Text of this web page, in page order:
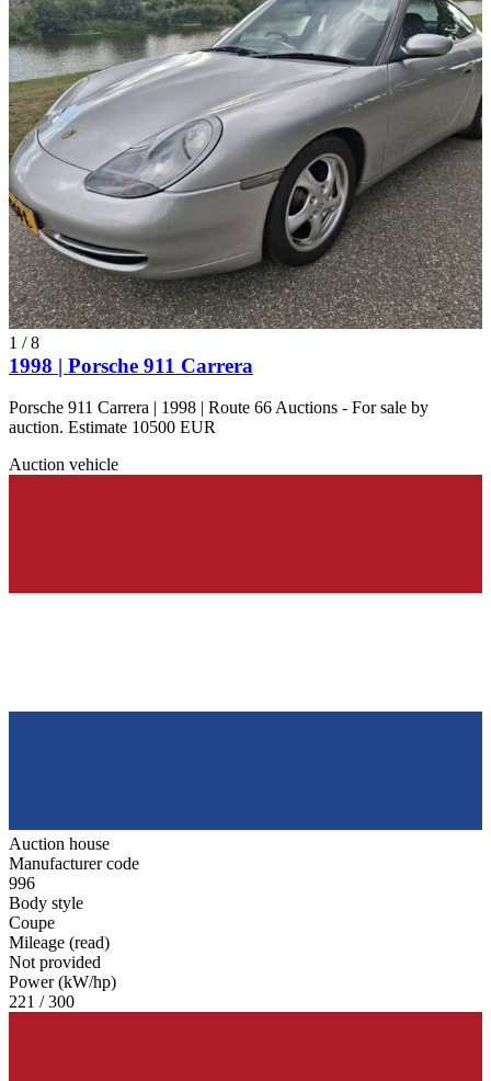
1 /8
1998 | Porsche 911 Carrera
Porsche 911 Carrera | 1998 | Route 66 Auctions - For sale by
auction. Estimate 10500 EUR
Auction vehicle
Auction house
Manufacturer code
996
Body style
Coupe
Mileage (read)
Not provided
Power (kW/hp)
221 / 300